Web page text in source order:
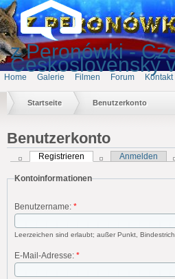
z Peronówki -
Československý
Home Galerie Filmen Forum Kontakt
Startseite Benutzerkonto
Benutzerkonto
Registrieren Anmelden
Kontoinformationen
Benutzername: *
Leerzeichen sind erlaubt; außer Punkt,
E-Mail-Adresse: *